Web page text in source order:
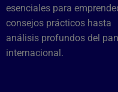
esenciales para
consejos prácticos hasta
análisis profundos del
internacional.